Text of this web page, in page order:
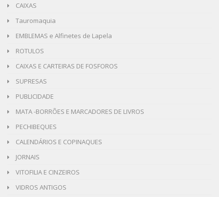
CAIXAS
Tauromaquia
EMBLEMAS e Alfinetes de Lapela
ROTULOS
CAIXAS E CARTEIRAS DE FOSFOROS
SUPRESAS
PUBLICIDADE
MATA -BORRÕES E MARCADORES DE LIVROS
PECHIBEQUES
CALENDÁRIOS E COPINAQUES
JORNAIS
VITOFILIA E CINZEIROS
VIDROS ANTIGOS